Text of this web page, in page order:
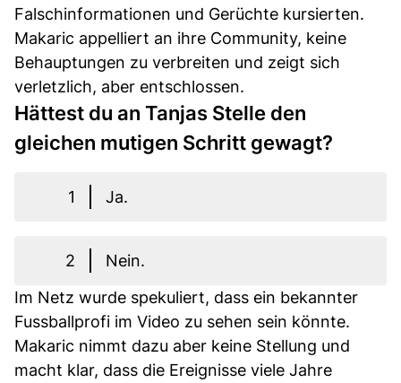
Falschinformationen und Gerüchte kursierten.
Makaric appelliert an ihre Community, keine
Behauptungen zu verbreiten und zeigt sich
verletzlich, aber entschlossen.
Hättest du an Tanjas Stelle den
gleichen mutigen Schritt gewagt?
1 Ja.
2
Nein.
Im Netz wurde spekuliert, dass ein bekannter
Fussballprofi im Video zu sehen sein könnte.
Makaric nimmt dazu aber keine Stellung und
macht klar, dass die Ereignisse viele Jahre